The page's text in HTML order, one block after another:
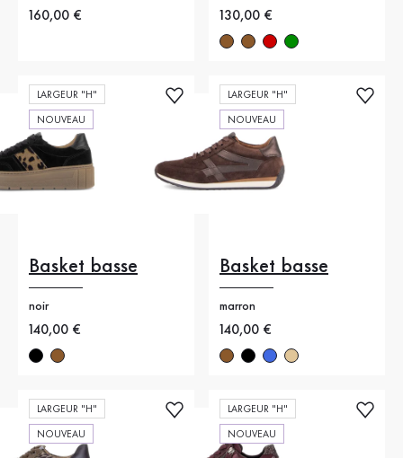
Nouveau prix
160,00 € Nouveau prix
130,00 €
LARGEUR "H"
NOUVEAU
Basket basse
noir
Nouveau prix
140,00 €
LARGEUR "H"
NOUVEAU
Basket basse
marron
Nouveau prix
140,00 €
LARGEUR "H"
NOUVEAU
LARGEUR "H"
NOUVEAU